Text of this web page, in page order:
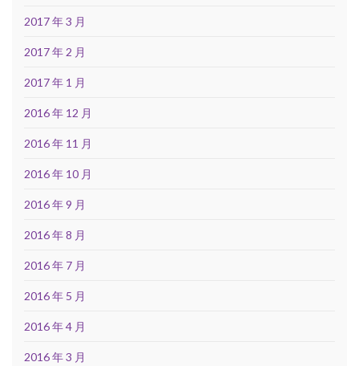
2017 年 3 月
2017 年 2 月
2017 年 1 月
2016 年 12 月
2016 年 11 月
2016 年 10 月
2016 年 9 月
2016 年 8 月
2016 年 7 月
2016 年 5 月
2016 年 4 月
2016 年 3 月